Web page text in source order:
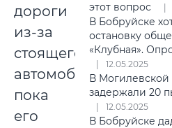
дороги
из-за
стоящего
автомобиля,
пока
его
этот вопрос
В Бобруйске
остановку
«Клубная».
12.05.2025
В Могилевской
задержали 20
12.05.2025
В Бобруйске